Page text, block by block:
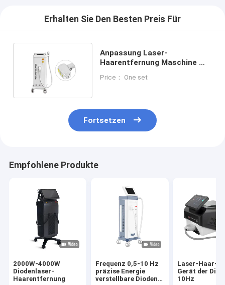
Erhalten Sie Den Besten Preis Für
Anpassung Laser-
Haarentfernung Maschine mit
Price： One set
Fortsetzen
Empfohlene Produkte
2000W-4000W
Diodenlaser-
Haarentfernung
Frequenz 0,5-10 Hz
präzise Energie
verstellbare Dioden
Laser-Haar-
Gerät der
10Hz